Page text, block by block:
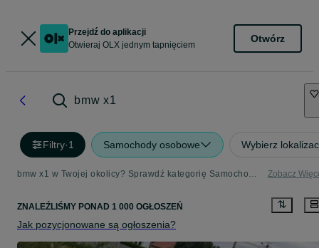
Przejdź do aplikacji
Otwieraj OLX jednym tapnięciem
Otwórz
bmw x1
Filtry·1 Samochody osobowe Wybierz
bmw x1 w Twojej okolicy? Sprawdź kategorię Samochody osobowe Zobacz
ZNALEŹLIŚMY PONAD 1 000 OGŁOSZEŃ
Jak pozycjonowane są ogłoszenia?